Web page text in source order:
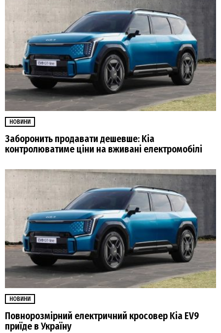
НОВИНИ
Заборонить продавати дешевше: Kia
контролюватиме ціни на вживані електромобілі
НОВИНИ
Повнорозмірний електричний кросовер Kia EV9
приїде в Україну